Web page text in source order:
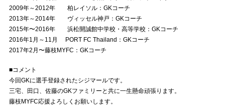
2009年～2012年 柏レイソル：GKコーチ
2013年～2014年 ヴィッセル神戸：GKコーチ
2015年〜2016年 浜松開誠館中学校・高等学校：GKコーチ
2016年1月～11月 PORT FC Thailand：GKコーチ
2017年2月〜藤枝MYFC：GKコーチ
■コメント
今回GKに選手登録されたシジマールです。
三宅、田口、佐藤のGKファミリーと共に一生懸命頑張ります。
藤枝MYFC応援よろしくお願いします。